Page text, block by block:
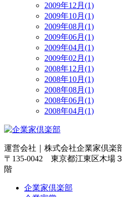
2009年12月(1)
2009年10月(1)
2009年08月(1)
2009年06月(1)
2009年04月(1)
2009年02月(1)
2008年12月(1)
2008年10月(1)
2008年08月(1)
2008年06月(1)
2008年04月(1)
運営会社｜ 株式会社企業家倶楽
〒135-0042 東京都江東区木場
階
企業家倶楽部